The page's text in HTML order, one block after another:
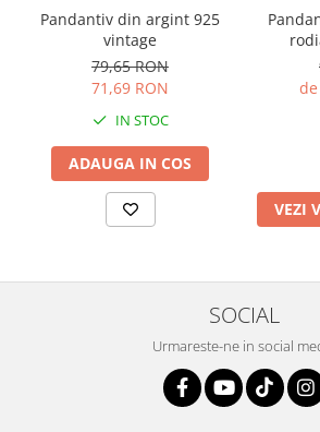
Pandantiv din argint 925
vintage
79,65 RON
71,69 RON
IN STOC
ADAUGA IN COS
VEZI
SOCIAL
Urmareste-ne in social